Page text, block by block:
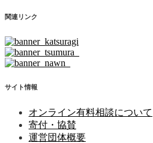
関連リンク
サイト情報
オンライン有料相談について
寄付・協賛
運営団体概要